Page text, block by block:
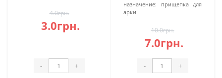
4.0грн.
3.0грн.
- +
назначение:
прищепка для
арки
10.0грн.
7.0грн.
- +